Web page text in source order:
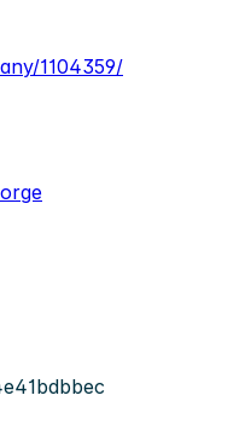
1104359/